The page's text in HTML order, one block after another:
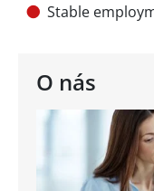
O nás
Stable